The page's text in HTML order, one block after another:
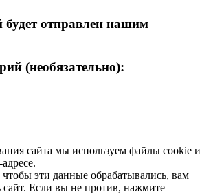
будет отправлен нашим
(необязательно):
сайта мы используем файлы cookie и
эти данные обрабатывались, вам
сайт. Если вы не против, нажмите